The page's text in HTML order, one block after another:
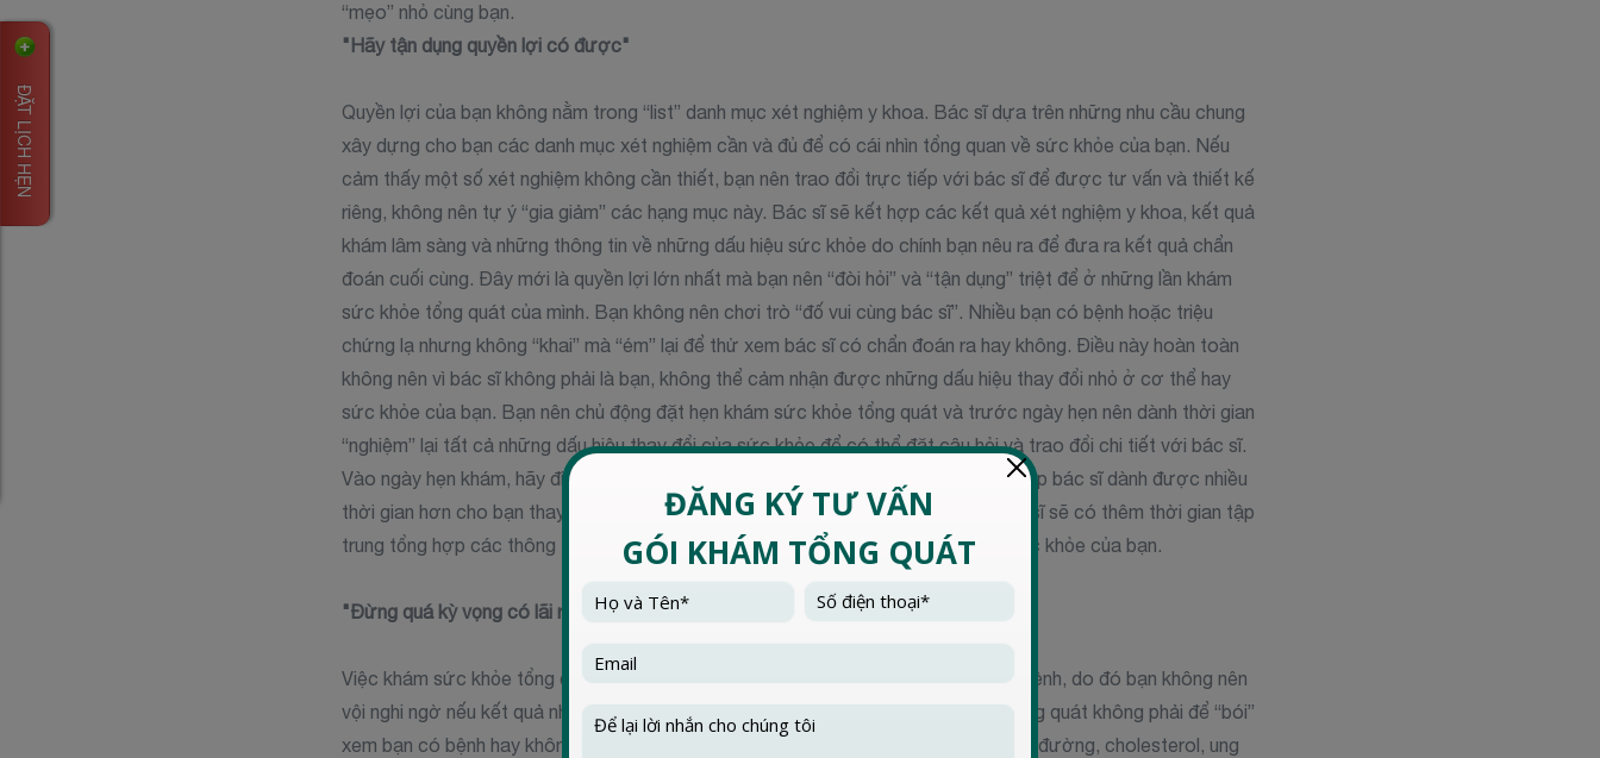
“mẹo” nhỏ cùng bạn.
"Hãy tận dụng quyền lợi có được"
Quyền lợi của bạn không nằm trong “list” danh mục xét nghiệm y khoa. Bác sĩ dựa trên những nhu cầu chung
xây dựng cho bạn các danh mục xét nghiệm cần và đủ để có cái nhìn tổng quan về sức khỏe của bạn. Nếu
cảm thấy một số xét nghiệm không cần thiết, bạn nên trao đổi trực tiếp với bác sĩ để được tư vấn và thiết kế
riêng, không nên tự ý “gia giảm” các hạng mục này. Bác sĩ sẽ kết hợp các kết quả xét nghiệm y khoa, kết quả
khám lâm sàng và những thông tin về những dấu hiệu sức khỏe do chính bạn nêu ra để đưa ra kết quả chẩn
đoán cuối cùng. Đây mới là quyền lợi lớn nhất mà bạn nên “đòi hỏi” và “tận dụng” triệt để ở những lần khám
sức khỏe tổng quát của mình. Bạn không nên chơi trò “đố vui cùng bác sĩ”. Nhiều bạn có bệnh hoặc triệu
chứng lạ nhưng không “khai” mà “ém” lại để thử xem bác sĩ có chẩn đoán ra hay không. Điều này hoàn toàn
không nên vì bác sĩ không phải là bạn, không thể cảm nhận được những dấu hiệu thay đổi nhỏ ở cơ thể hay
sức khỏe của bạn. Bạn nên chủ động đặt hẹn khám sức khỏe tổng quát và trước ngày hẹn nên dành thời gian
“nghiệm” lại tất cả những dấu hiệu thay đổi của sức khỏe để có thể đặt câu hỏi và trao đổi chi tiết với bác sĩ.
Vào ngày hẹn khám, hãy điền đầy đủ thông tin bệnh sử của mình trước, điều này giúp bác sĩ dành được nhiều
thời gian hơn cho bạn thay vì phải hỏi lại những vấn đề thông thường. Qua đó, bác sĩ sẽ có thêm thời gian tập
trung tổng hợp các thông tin để nhận định những vấn đề cốt lõi trong chăm sóc sức khỏe của bạn.
"Đừng quá kỳ vọng có lãi ròng ngay lập tức "
Việc khám sức khỏe tổng quát không phải là “cây đũa thần” có thể gõ ra mọi thứ bệnh, do đó bạn không nên
vội nghi ngờ nếu kết quả nhận được là “không bệnh”. Thực hiện khám sức khỏe tổng quát không phải để “bói”
xem bạn có bệnh hay không, mà là việc bác sĩ giúp bạn tư vấn các bệnh lý đái tháo đường, cholesterol, ung
ĐẶT LỊCH HẸN